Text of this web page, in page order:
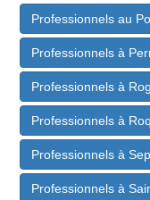
Professionnels au
Professionnels à
Professionnels à
Professionnels à
Professionnels à
Professionnels à